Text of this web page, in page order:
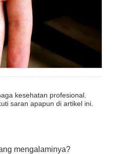
kesehatan profesional.
saran apapun di artikel ini.
mengalaminya?